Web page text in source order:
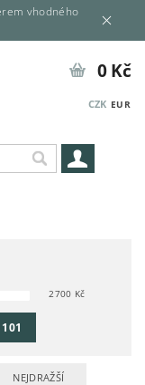
vhodného
CZK EUR
0 Kč
2700 Kč
101
NEJDRAŽŠÍ